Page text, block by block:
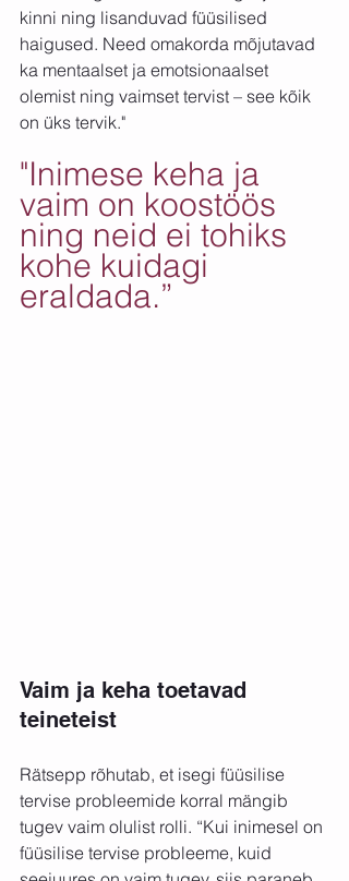
kinni ning lisanduvad füüsilised
haigused. Need omakorda mõjutavad
ka mentaalset ja emotsionaalset
olemist ning vaimset tervist – see kõik
on üks tervik."
"Inimese keha ja
vaim on koostöös
ning neid ei tohiks
kohe kuidagi
eraldada.”
Vaim ja keha toetavad
teineteist
Rätsepp rõhutab, et isegi füüsilise
tervise probleemide korral mängib
tugev vaim olulist rolli. “Kui inimesel on
füüsilise tervise probleeme, kuid